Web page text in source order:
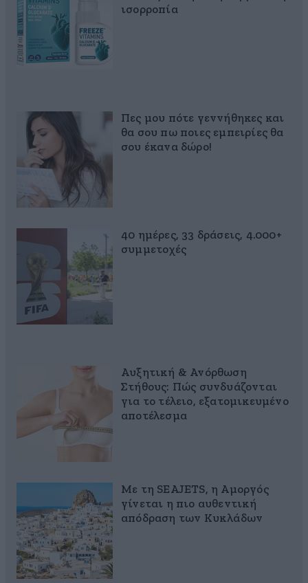
ισορροπία
Πες μου πότε γεννήθηκες και
θα σου πω ποιες εμπειρίες θα
σου έκανα δώρο!
40 ημέρες, 33 δράσεις, 4.000+
συμμετοχές
Αυξητική & Ανόρθωση
Στήθους: Πώς συνδυάζονται
για το τέλειο, εξατομικευμένο
αποτέλεσμα
Με τη SEAJETS, η Αμοργός
γίνεται η πιο αυθεντική
απόδραση των Κυκλάδων